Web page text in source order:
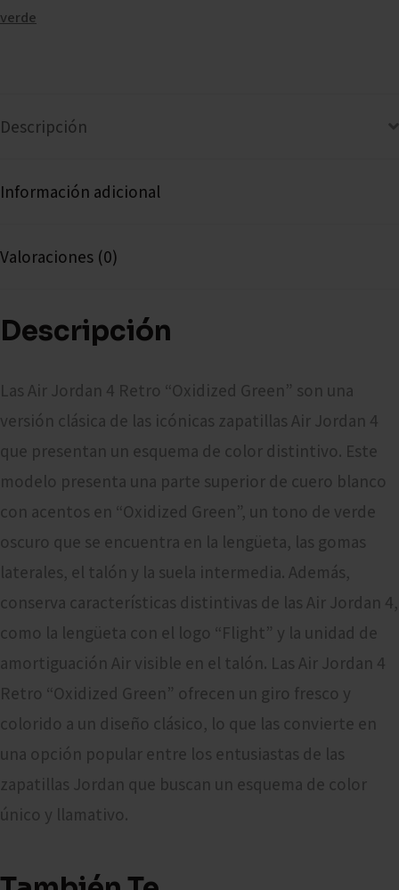
verde
Descripción
Información adicional
Valoraciones (0)
Descripción
Las Air Jordan 4 Retro “Oxidized Green” son una
versión clásica de las icónicas zapatillas Air Jordan 4
que presentan un esquema de color distintivo. Este
modelo presenta una parte superior de cuero blanco
con acentos en “Oxidized Green”, un tono de verde
oscuro que se encuentra en la lengüeta, las gomas
laterales, el talón y la suela intermedia. Además,
conserva características distintivas de las Air Jordan 4,
como la lengüeta con el logo “Flight” y la unidad de
amortiguación Air visible en el talón. Las Air Jordan 4
Retro “Oxidized Green” ofrecen un giro fresco y
colorido a un diseño clásico, lo que las convierte en
una opción popular entre los entusiastas de las
zapatillas Jordan que buscan un esquema de color
único y llamativo.